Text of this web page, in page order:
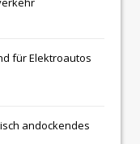
für Elektroautos
andockendes